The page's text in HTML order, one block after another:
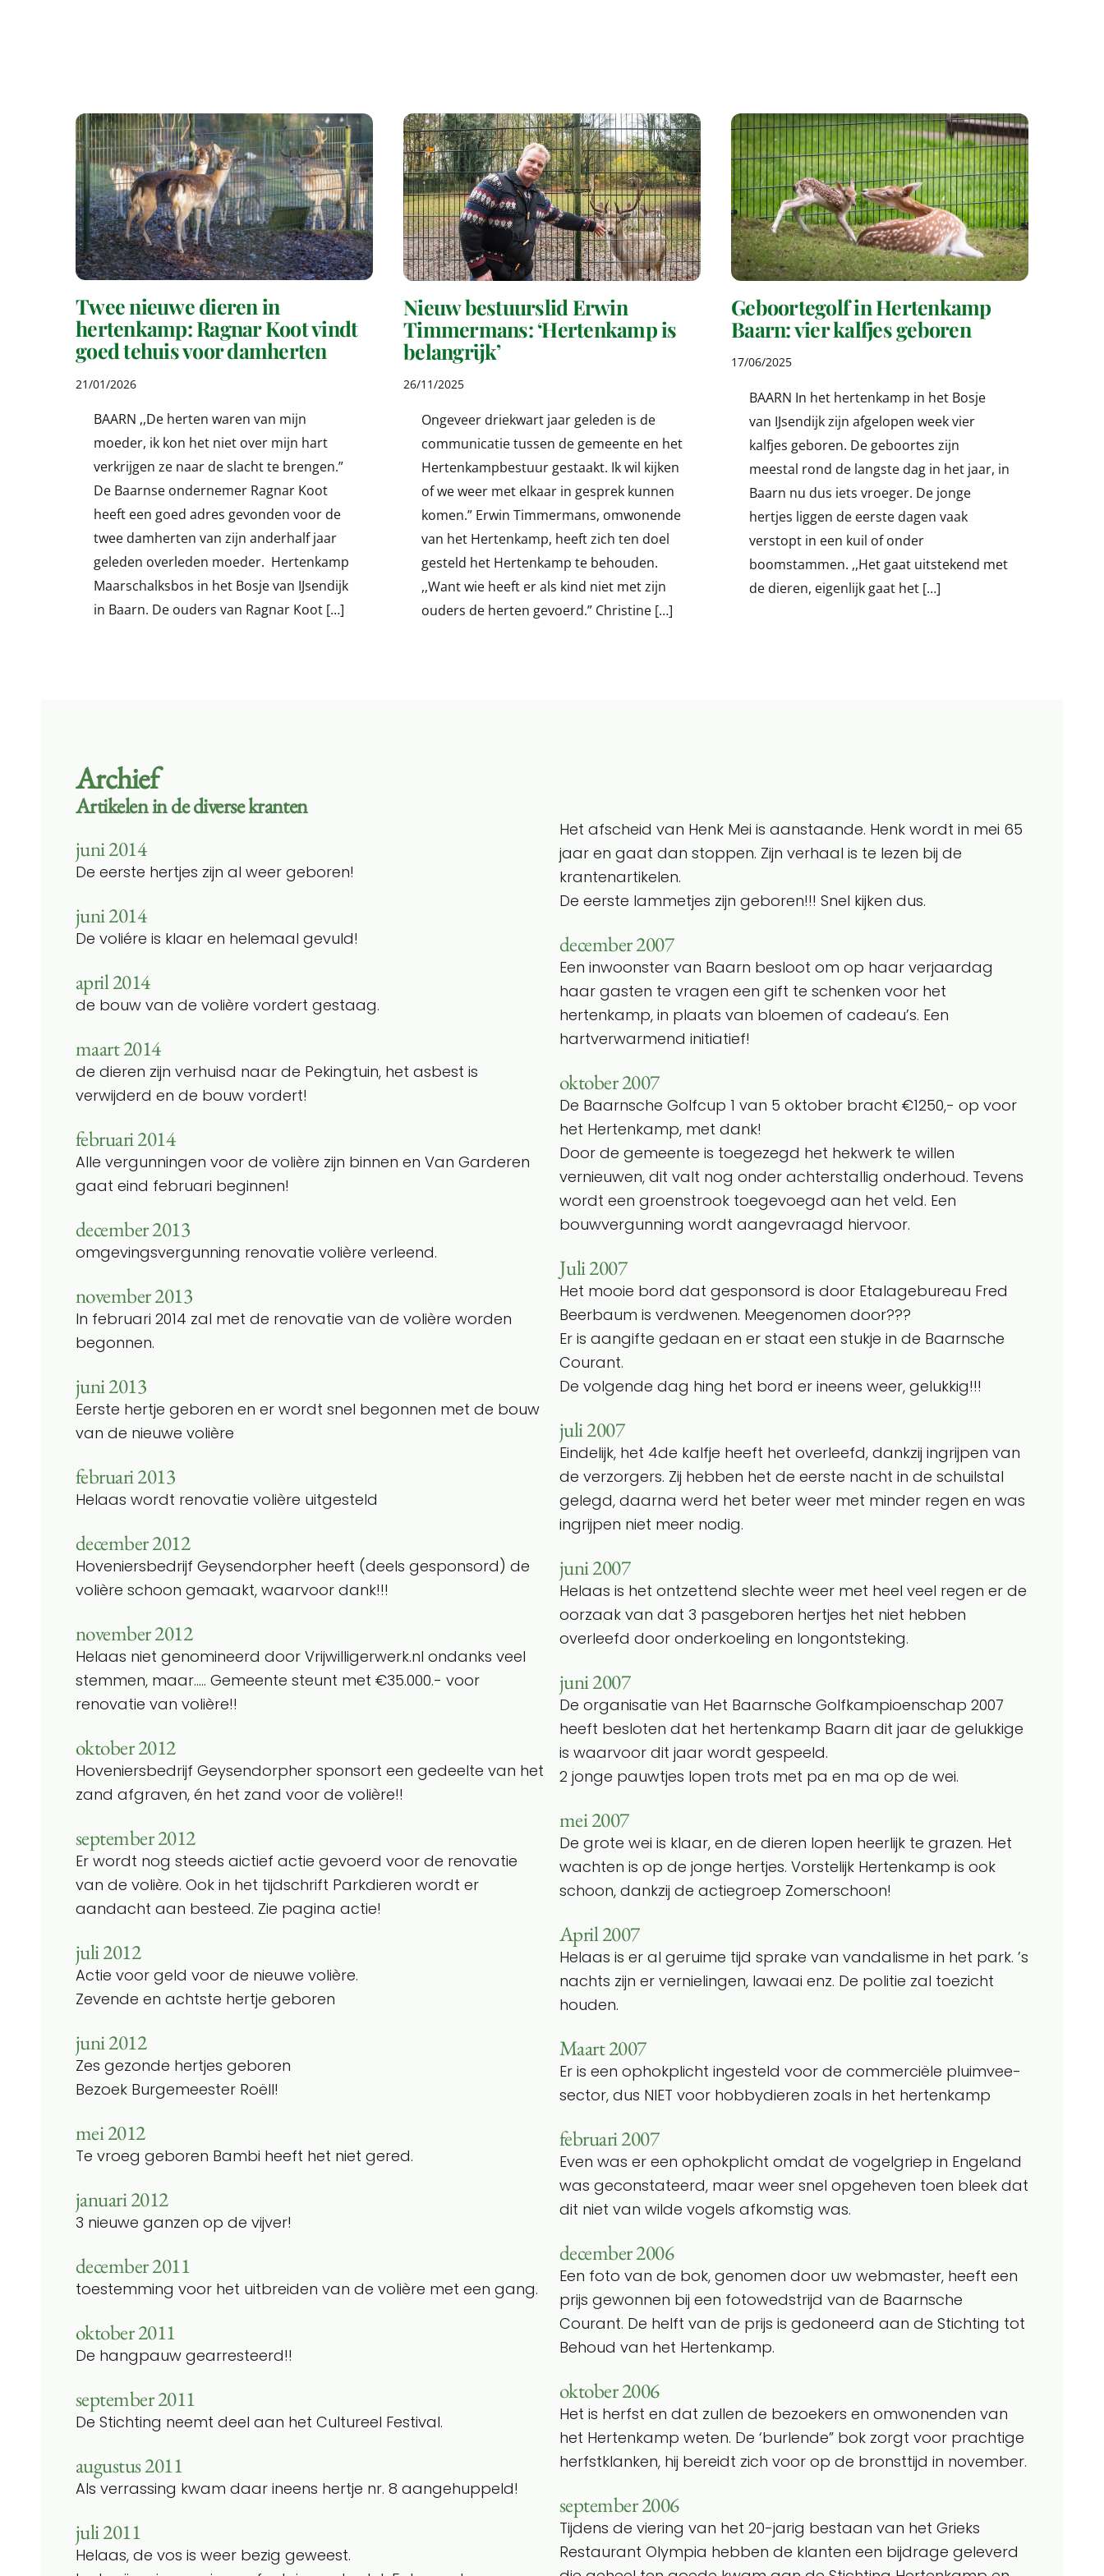
Twee nieuwe dieren in
hertenkamp: Ragnar Koot vindt
goed tehuis voor damherten
21/01/2026
BAARN ,,De herten waren van mijn
moeder, ik kon het niet over mijn hart
verkrijgen ze naar de slacht te brengen.”
De Baarnse ondernemer Ragnar Koot
heeft een goed adres gevonden voor de
twee damherten van zijn anderhalf jaar
geleden overleden moeder. Hertenkamp
Maarschalksbos in het Bosje van IJsendijk
in Baarn. De ouders van Ragnar Koot […]
Nieuw bestuurslid Erwin
Timmermans: ‘Hertenkamp is
belangrijk’
26/11/2025
Ongeveer driekwart jaar geleden is de
communicatie tussen de gemeente en het
Hertenkampbestuur gestaakt. Ik wil kijken
of we weer met elkaar in gesprek kunnen
komen.” Erwin Timmermans, omwonende
van het Hertenkamp, heeft zich ten doel
gesteld het Hertenkamp te behouden.
,,Want wie heeft er als kind niet met zijn
ouders de herten gevoerd.” Christine […]
Geboortegolf in Hertenkamp
Baarn: vier kalfjes geboren
17/06/2025
BAARN In het hertenkamp in het Bosje
van IJsendijk zijn afgelopen week vier
kalfjes geboren. De geboortes zijn
meestal rond de langste dag in het jaar, in
Baarn nu dus iets vroeger. De jonge
hertjes liggen de eerste dagen vaak
verstopt in een kuil of onder
boomstammen. ,,Het gaat uitstekend met
de dieren, eigenlijk gaat het […]
Archief
Artikelen in de diverse kranten
juni 2014
De eerste hertjes zijn al weer geboren!
juni 2014
De voliére is klaar en helemaal gevuld!
april 2014
de bouw van de volière vordert gestaag.
maart 2014
de dieren zijn verhuisd naar de Pekingtuin, het asbest is
verwijderd en de bouw vordert!
februari 2014
Alle vergunningen voor de volière zijn binnen en Van Garderen
gaat eind februari beginnen!
december 2013
omgevingsvergunning renovatie volière verleend.
november 2013
In februari 2014 zal met de renovatie van de volière worden
begonnen.
juni 2013
Eerste hertje geboren en er wordt snel begonnen met de bouw
van de nieuwe volière
februari 2013
Helaas wordt renovatie volière uitgesteld
december 2012
Hoveniersbedrijf Geysendorpher heeft (deels gesponsord) de
volière schoon gemaakt, waarvoor dank!!!
november 2012
Helaas niet genomineerd door Vrijwilligerwerk.nl ondanks veel
stemmen, maar….. Gemeente steunt met €35.000.- voor
renovatie van volière!!
oktober 2012
Hoveniersbedrijf Geysendorpher sponsort een gedeelte van het
zand afgraven, én het zand voor de volière!!
september 2012
Er wordt nog steeds aictief actie gevoerd voor de renovatie
van de volière. Ook in het tijdschrift Parkdieren wordt er
aandacht aan besteed. Zie pagina actie!
juli 2012
Actie voor geld voor de nieuwe volière.
Zevende en achtste hertje geboren
juni 2012
Zes gezonde hertjes geboren
Bezoek Burgemeester Roëll!
mei 2012
Te vroeg geboren Bambi heeft het niet gered.
januari 2012
3 nieuwe ganzen op de vijver!
december 2011
toestemming voor het uitbreiden van de volière met een gang.
oktober 2011
De hangpauw gearresteerd!!
september 2011
De Stichting neemt deel aan het Cultureel Festival.
augustus 2011
Als verrassing kwam daar ineens hertje nr. 8 aangehuppeld!
juli 2011
Helaas, de vos is weer bezig geweest.
Het afscheid van Henk Mei is aanstaande. Henk wordt in mei 65
jaar en gaat dan stoppen. Zijn verhaal is te lezen bij de
krantenartikelen.
De eerste lammetjes zijn geboren!!! Snel kijken dus.
december 2007
Een inwoonster van Baarn besloot om op haar verjaardag
haar gasten te vragen een gift te schenken voor het
hertenkamp, in plaats van bloemen of cadeau’s. Een
hartverwarmend initiatief!
oktober 2007
De Baarnsche Golfcup 1 van 5 oktober bracht €1250,- op voor
het Hertenkamp, met dank!
Door de gemeente is toegezegd het hekwerk te willen
vernieuwen, dit valt nog onder achterstallig onderhoud. Tevens
wordt een groenstrook toegevoegd aan het veld. Een
bouwvergunning wordt aangevraagd hiervoor.
Juli 2007
Het mooie bord dat gesponsord is door Etalagebureau Fred
Beerbaum is verdwenen. Meegenomen door???
Er is aangifte gedaan en er staat een stukje in de Baarnsche
Courant.
De volgende dag hing het bord er ineens weer, gelukkig!!!
juli 2007
Eindelijk, het 4de kalfje heeft het overleefd, dankzij ingrijpen van
de verzorgers. Zij hebben het de eerste nacht in de schuilstal
gelegd, daarna werd het beter weer met minder regen en was
ingrijpen niet meer nodig.
juni 2007
Helaas is het ontzettend slechte weer met heel veel regen er de
oorzaak van dat 3 pasgeboren hertjes het niet hebben
overleefd door onderkoeling en longontsteking.
juni 2007
De organisatie van Het Baarnsche Golfkampioenschap 2007
heeft besloten dat het hertenkamp Baarn dit jaar de gelukkige
is waarvoor dit jaar wordt gespeeld.
2 jonge pauwtjes lopen trots met pa en ma op de wei.
mei 2007
De grote wei is klaar, en de dieren lopen heerlijk te grazen. Het
wachten is op de jonge hertjes. Vorstelijk Hertenkamp is ook
schoon, dankzij de actiegroep Zomerschoon!
April 2007
Helaas is er al geruime tijd sprake van vandalisme in het park. ’s
nachts zijn er vernielingen, lawaai enz. De politie zal toezicht
houden.
Maart 2007
Er is een ophokplicht ingesteld voor de commerciële pluimvee-
sector, dus NIET voor hobbydieren zoals in het hertenkamp
februari 2007
Even was er een ophokplicht omdat de vogelgriep in Engeland
was geconstateerd, maar weer snel opgeheven toen bleek dat
dit niet van wilde vogels afkomstig was.
december 2006
Een foto van de bok, genomen door uw webmaster, heeft een
prijs gewonnen bij een fotowedstrijd van de Baarnsche
Courant. De helft van de prijs is gedoneerd aan de Stichting tot
Behoud van het Hertenkamp.
oktober 2006
Het is herfst en dat zullen de bezoekers en omwonenden van
het Hertenkamp weten. De ‘burlende” bok zorgt voor prachtige
herfstklanken, hij bereidt zich voor op de bronsttijd in november.
september 2006
Tijdens de viering van het 20-jarig bestaan van het Grieks
Restaurant Olympia hebben de klanten een bijdrage geleverd